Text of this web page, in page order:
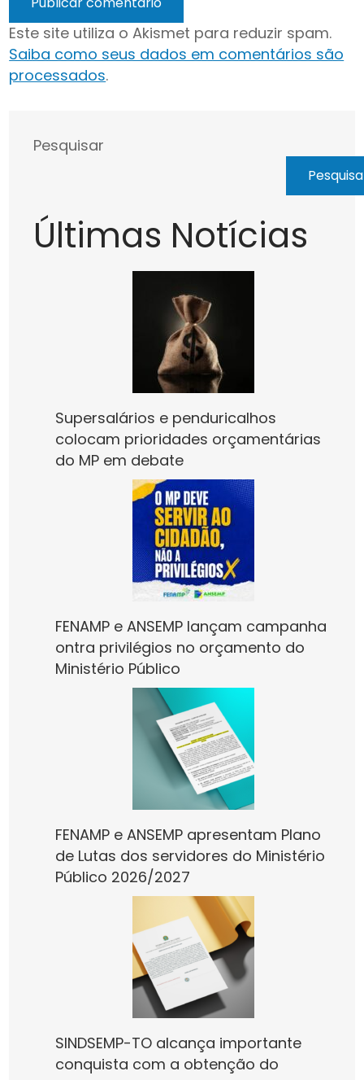
Este site utiliza o Akismet para reduzir spam.
Saiba como seus dados em comentários são
processados.
Pesquisar
Últimas Notícias
Supersalários e penduricalhos
colocam prioridades orçamentárias
do MP em debate
FENAMP e ANSEMP lançam campanha
ontra privilégios no orçamento do
Ministério Público
FENAMP e ANSEMP apresentam Plano
de Lutas dos servidores do Ministério
Público 2026/2027
SINDSEMP-TO alcança importante
conquista com a obtenção do